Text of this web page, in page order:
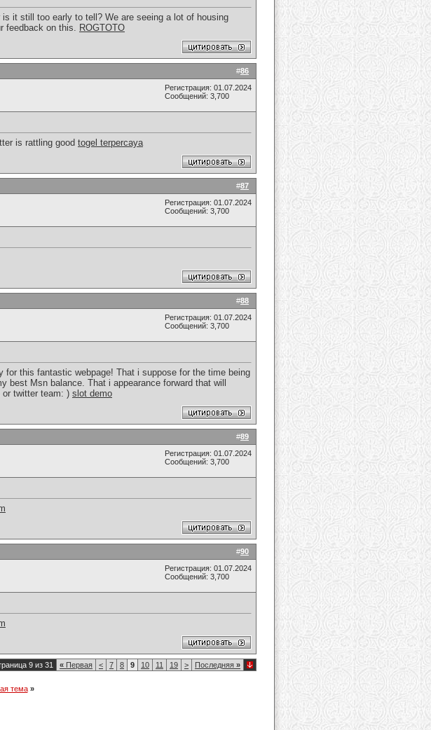
it still too early to tell? We are seeing a lot of housing
feedback on this. ROGTOTO
#86
Регистрация: 01.07.2024
Сообщений: 3,700
is rattling good togel terpercaya
#87
Регистрация: 01.07.2024
Сообщений: 3,700
#88
Регистрация: 01.07.2024
Сообщений: 3,700
for this fantastic webpage! That i suppose for the time being
best Msn balance. That i appearance forward that will
twitter team: ) slot demo
#89
Регистрация: 01.07.2024
Сообщений: 3,700
#90
Регистрация: 01.07.2024
Сообщений: 3,700
9 из 31 « Первая < 7 8 9 10 11 19 > Последняя »
тема »